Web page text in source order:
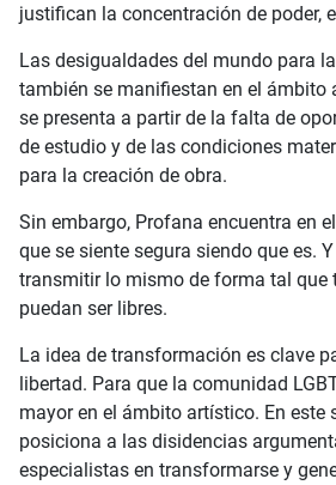
justifican la concentración de poder,
Las desigualdades del mundo para
también se manifiestan en el ámbito
se presenta a partir de la falta de
de estudio y de las condiciones
para la creación de obra.
Sin embargo, Profana encuentra en
que se siente segura siendo que es.
transmitir lo mismo de forma tal que
puedan ser libres.
La idea de transformación es clave
libertad. Para que la comunidad
mayor en el ámbito artístico. En este
posiciona a las disidencias
especialistas en transformarse y